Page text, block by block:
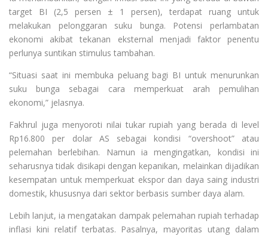
target BI (2,5 persen ± 1 persen), terdapat ruang untuk
melakukan pelonggaran suku bunga. Potensi perlambatan
ekonomi akibat tekanan eksternal menjadi faktor penentu
perlunya suntikan stimulus tambahan.
“Situasi saat ini membuka peluang bagi BI untuk menurunkan
suku bunga sebagai cara memperkuat arah pemulihan
ekonomi,” jelasnya.
Fakhrul juga menyoroti nilai tukar rupiah yang berada di level
Rp16.800 per dolar AS sebagai kondisi “overshoot” atau
pelemahan berlebihan. Namun ia mengingatkan, kondisi ini
seharusnya tidak disikapi dengan kepanikan, melainkan dijadikan
kesempatan untuk memperkuat ekspor dan daya saing industri
domestik, khususnya dari sektor berbasis sumber daya alam.
Lebih lanjut, ia mengatakan dampak pelemahan rupiah terhadap
inflasi kini relatif terbatas. Pasalnya, mayoritas utang dalam